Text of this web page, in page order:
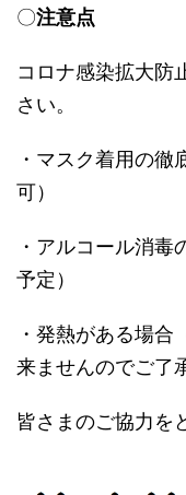
〇注意点
コロナ感染拡大防
さい。
・マスク着用の徹
可）
・アルコール消毒
予定）
・発熱がある場
来ませんのでご了
皆さまのご協力を